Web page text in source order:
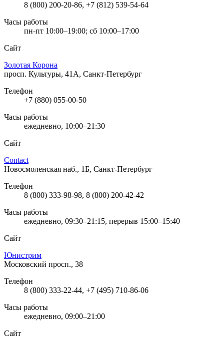
8 (800) 200-20-86, +7 (812) 539-54-64
Часы работы
пн-пт 10:00–19:00; сб 10:00–17:00
Сайт
Золотая Корона
просп. Культуры, 41А, Санкт-Петербург
Телефон
+7 (880) 055-00-50
Часы работы
ежедневно, 10:00–21:30
Сайт
Contact
Новосмоленская наб., 1Б, Санкт-Петербург
Телефон
8 (800) 333-98-98, 8 (800) 200-42-42
Часы работы
ежедневно, 09:30–21:15, перерыв 15:00–15:40
Сайт
Юнистрим
Московский просп., 38
Телефон
8 (800) 333-22-44, +7 (495) 710-86-06
Часы работы
ежедневно, 09:00–21:00
Сайт